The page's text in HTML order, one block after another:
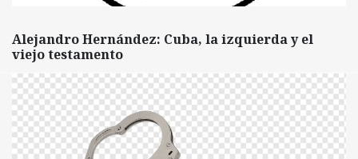
Alejandro Hernández: Cuba, la izquierda y el
viejo testamento